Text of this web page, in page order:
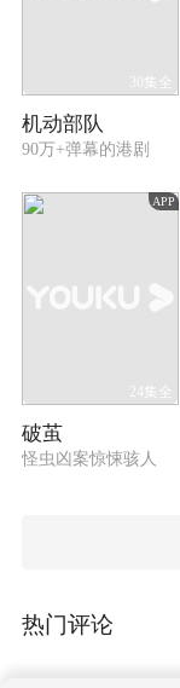
30集全
机动部队
90万+弹幕的港剧
APP
24集全
破茧
怪虫凶案惊悚骇人
热门评论